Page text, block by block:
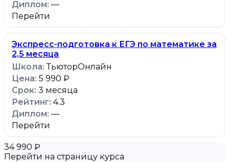
—
Перейти
Экспресс-подготовка к ЕГЭ по математике за
2,5 месяца
ТьюторОнлайн
5 990 ₽
3 месяца
4.3
—
Перейти
34 990 ₽
Перейти на страницу курса